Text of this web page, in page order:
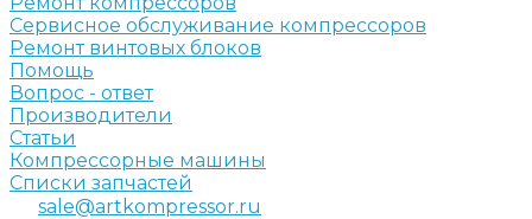
Сервисное обслуживание компрессоров
Ремонт винтовых блоков
Помощь
Вопрос - ответ
Производители
Статьи
Компрессорные машины
Списки запчастей
sale@artkompressor.ru